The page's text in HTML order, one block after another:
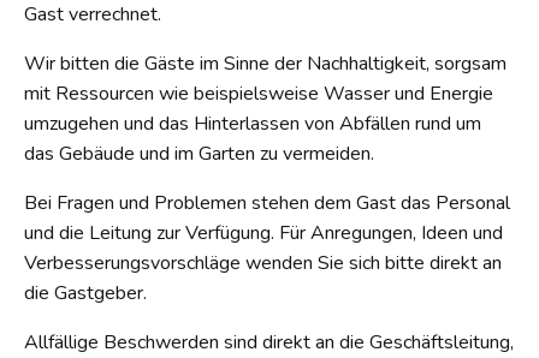
Gast verrechnet.
Wir bitten die Gäste im Sinne der Nachhaltigkeit, sorgsam
mit Ressourcen wie beispielsweise Wasser und Energie
umzugehen und das Hinterlassen von Abfällen rund um
das Gebäude und im Garten zu vermeiden.
Bei Fragen und Problemen stehen dem Gast das Personal
und die Leitung zur Verfügung. Für Anregungen, Ideen und
Verbesserungsvorschläge wenden Sie sich bitte direkt an
die Gastgeber.
Allfällige Beschwerden sind direkt an die Geschäftsleitung,